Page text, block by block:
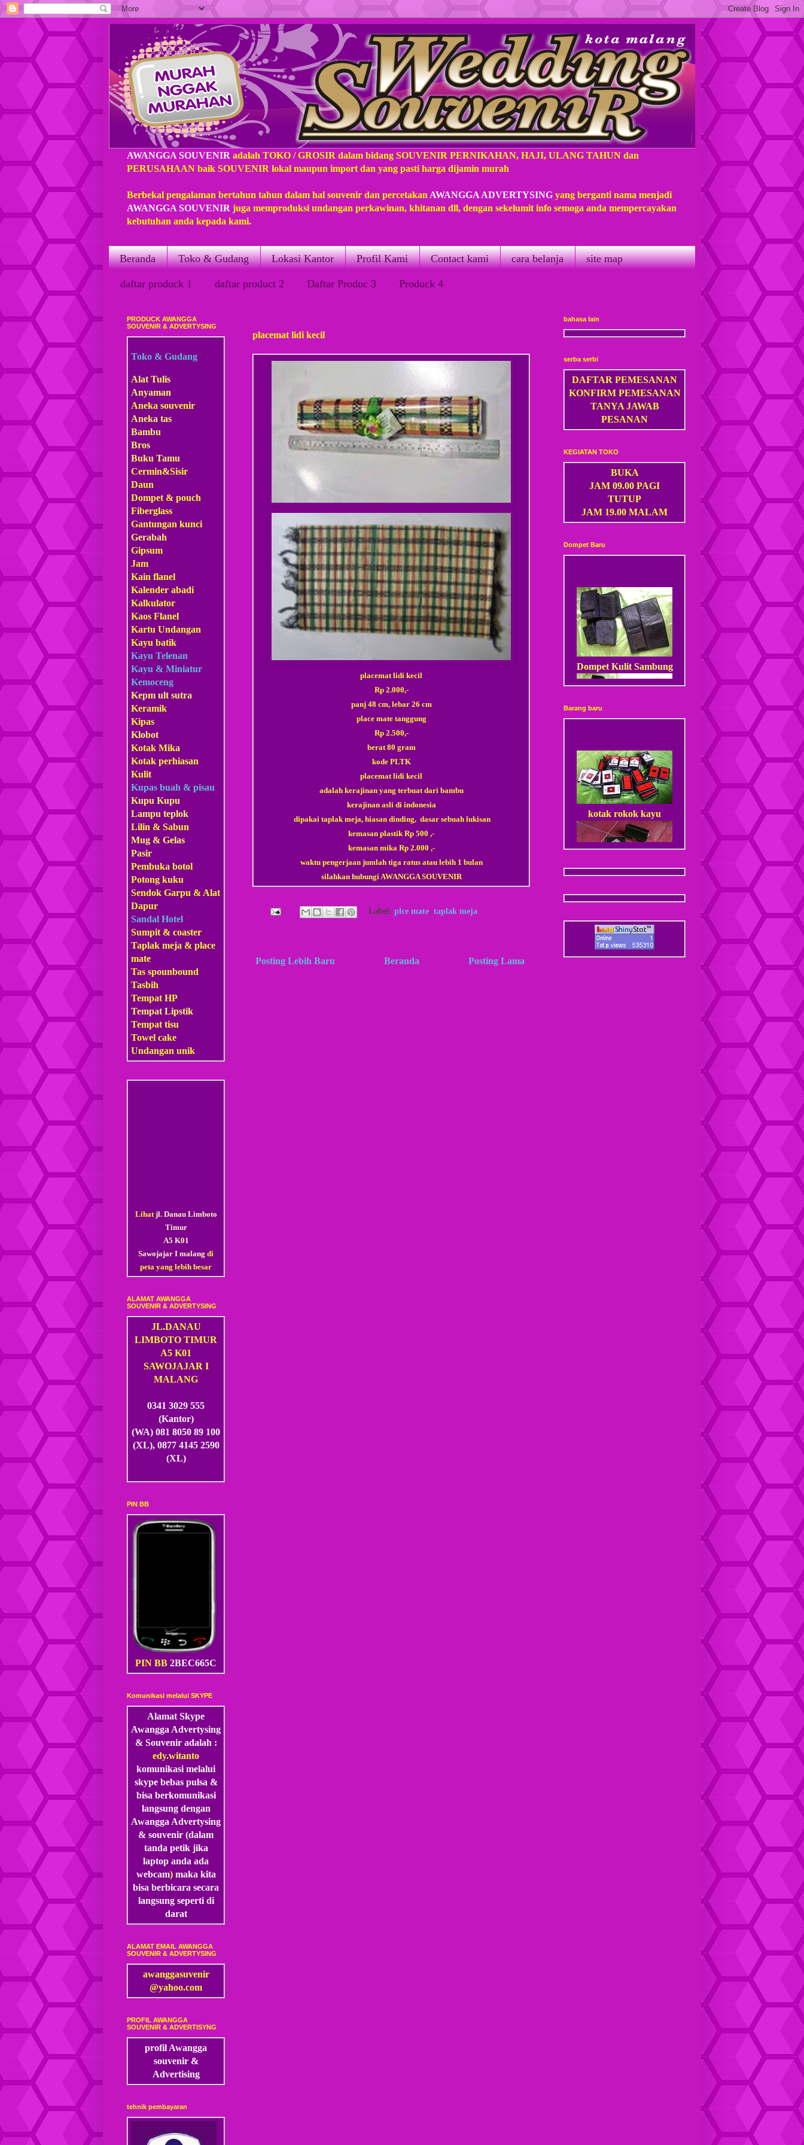
AWANGGA SOUVENIR adalah TOKO / GROSIR dalam bidang SOUVENIR PERNIKAHAN, HAJI, ULANG TAHUN dan
PERUSAHAAN baik SOUVENIR lokal maupun import dan yang pasti harga dijamin murah
Berbekal pengalaman bertahun tahun dalam hal souvenir dan percetakan AWANGGA ADVERTYSING yang berganti nama menjadi
AWANGGA SOUVENIR juga memproduksi undangan perkawinan, khitanan dll, dengan sekelumit info semoga anda mempercayakan
kebutuhan anda kepada kami.
Beranda Toko & Gudang Lokasi Kantor Profil Kami Contact kami cara belanja site map
daftar produck 1 daftar product 2 Daftar Produc 3 Produck 4
placemat lidi kecil
placemat lidi kecil
Rp 2.000,-
panj 48 cm, lebar 26 cm
place mate tanggung
Rp 2.500,-
berat 80 gram
kode PLTK
placemat lidi kecil
adalah kerajinan yang terbuat dari bambu
kerajinan asli di indonesia
dipakai taplak meja, hiasan dinding, dasar sebuah lukisan
kemasan plastik Rp 500 ,-
kemasan mika Rp 2.000 ,-
waktu pengerjaan jumlah tiga ratus atau lebih 1 bulan
silahkan hubungi AWANGGA SOUVENIR
Label: plce mate, taplak meja
Posting Lebih Baru Posting Lama
Beranda
PRODUCK AWANGGA
SOUVENIR & ADVERTYSING
Toko & Gudang
Alat Tulis
Anyaman
Aneka souvenir
Aneka tas
Bambu
Bros
Buku Tamu
Cermin&Sisir
Daun
Dompet & pouch
Fiberglass
Gantungan kunci
Gerabah
Gipsum
Jam
Kain flanel
Kalender abadi
Kalkulator
Kaos Flanel
Kartu Undangan
Kayu batik
Kayu Telenan
Kayu & Miniatur
Kemoceng
Kepm ult sutra
Keramik
Kipas
Klobot
Kotak Mika
Kotak perhiasan
Kulit
Kupas buah & pisau
Kupu Kupu
Lampu teplok
Lilin & Sabun
Mug & Gelas
Pasir
Pembuka botol
Potong kuku
Sendok Garpu & Alat
Dapur
Sandal Hotel
Sumpit & coaster
Taplak meja & place
mate
Tas spounbound
Tasbih
Tempat HP
Tempat Lipstik
Tempat tisu
Towel cake
Undangan unik
Lihatjl. Danau Limboto
Timur
A5 K01
Sawojajar I malang di
peta yang lebih besar
ALAMAT AWANGGA
SOUVENIR & ADVERTYSING
JL.DANAU
LIMBOTO TIMUR
A5 K01
SAWOJAJAR I
MALANG
0341 3029 555
(Kantor)
(WA) 081 8050 89 100
(XL), 0877 4145 2590
(XL)
PIN BB
PIN BB 2BEC665C
Komunikasi melalui SKYPE
Alamat Skype
Awangga Advertysing
& Souvenir adalah :
edy.witanto
komunikasi melalui
skype bebas pulsa &
bisa berkomunikasi
langsung dengan
Awangga Advertysing
& souvenir (dalam
tanda petik jika
laptop anda ada
webcam) maka kita
bisa berbicara secara
langsung seperti di
darat
ALAMAT EMAIL AWANGGA
SOUVENIR & ADVERTYSING
awanggasuvenir
@yahoo.com
PROFIL AWANGGA
SOUVENIR & ADVERTISYNG
profil Awangga
souvenir &
Advertising
tehnik pembayaran
bahasa lain
serba serbi
DAFTAR PEMESANAN
KONFIRM PEMESANAN
TANYA JAWAB
PESANAN
KEGIATAN TOKO
BUKA
JAM 09.00 PAGI
TUTUP
JAM 19.00 MALAM
Dompet Baru
Dompet Kulit Sambung
Dompet kulit Cewek
Barang baru
kotak rokok kayu
Coaster / Tatakan Gelas
Kulit